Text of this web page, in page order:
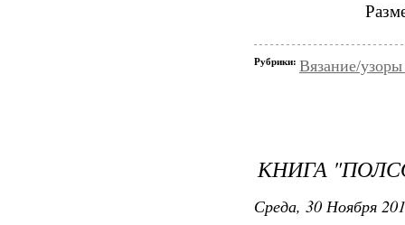
Рубрики: Вязание/
КНИГА
Среда, 30 Ноября